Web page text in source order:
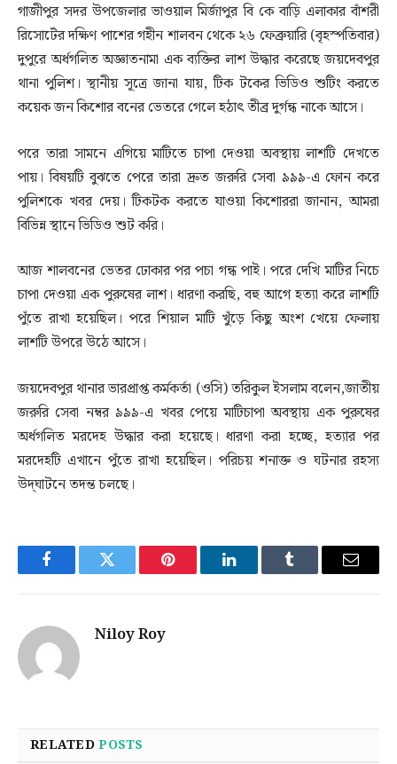
গাজীপুর সদর উপজেলার ভাওয়াল মির্জাপুর বি কে বাড়ি এলাকার বাঁশরী
রিসোর্টের দক্ষিণ পাশের গহীন শালবন থেকে ২৬ ফেব্রুয়ারি (বৃহস্পতিবার)
দুপুরে অর্ধগলিত অজ্ঞাতনামা এক ব্যক্তির লাশ উদ্ধার করেছে জয়দেবপুর
থানা পুলিশ। স্থানীয় সূত্রে জানা যায়, টিক টকের ভিডিও শুটিং করতে
কয়েক জন কিশোর বনের ভেতরে গেলে হঠাৎ তীব্র দুর্গন্ধ নাকে আসে।
পরে তারা সামনে এগিয়ে মাটিতে চাপা দেওয়া অবস্থায় লাশটি দেখতে
পায়। বিষয়টি বুঝতে পেরে তারা দ্রুত জরুরি সেবা ৯৯৯-এ ফোন করে
পুলিশকে খবর দেয়। টিকটক করতে যাওয়া কিশোররা জানান, আমরা
বিভিন্ন স্থানে ভিডিও শুট করি।
আজ শালবনের ভেতর ঢোকার পর পচা গন্ধ পাই। পরে দেখি মাটির নিচে
চাপা দেওয়া এক পুরুষের লাশ। ধারণা করছি, বহুআগে হত্যা করে লাশটি
পুঁতে রাখা হয়েছিল। পরে শিয়াল মাটি খুঁড়ে কিছু অংশ খেয়ে ফেলায়
লাশটি উপরে উঠে আসে।
জয়দেবপুর থানার ভারপ্রাপ্ত কর্মকর্তা (ওসি) তরিকুল ইসলাম বলেন,জাতীয়
জরুরি সেবা নম্বর ৯৯৯-এ খবর পেয়ে মাটিচাপা অবস্থায় এক পুরুষের
অর্ধগলিত মরদেহ উদ্ধার করা হয়েছে। ধারণা করা হচ্ছে, হত্যার পর
মরদেহটি এখানে পুঁতে রাখা হয়েছিল। পরিচয় শনাক্ত ও ঘটনার রহস্য
উদ্‌ঘাটনে তদন্ত চলছে।
FacebookTwitter Pinterest LinkedInTumblr Email
Niloy Roy
RELATEDPOSTS